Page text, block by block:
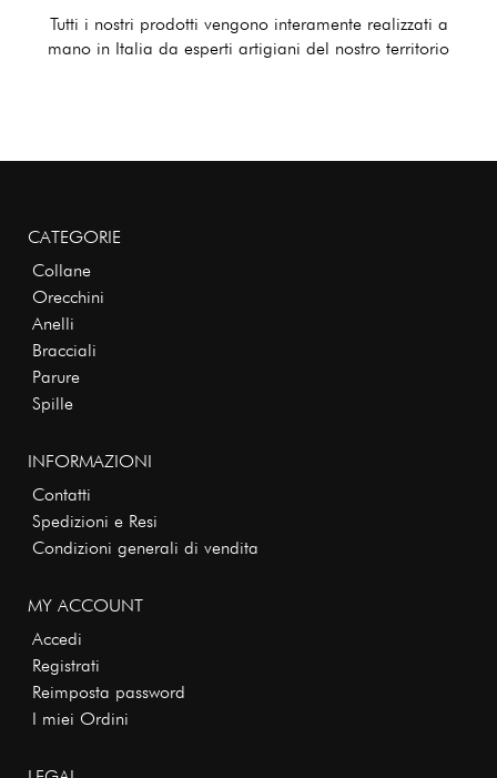
Tutti i nostri prodotti vengono interamente realizzati a
mano in Italia da esperti artigiani del nostro territorio
CATEGORIE
Collane
Orecchini
Anelli
Bracciali
Parure
Spille
INFORMAZIONI
Contatti
Spedizioni e Resi
Condizioni generali di vendita
MY ACCOUNT
Accedi
Registrati
Reimposta password
I miei Ordini